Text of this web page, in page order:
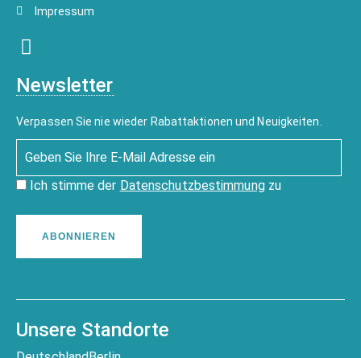
Impressum
Newsletter
Verpassen Sie nie wieder Rabattaktionen und Neuigkeiten.
Ich stimme der Datenschutzbestimmungzu
ABONNIEREN
Unsere Standorte